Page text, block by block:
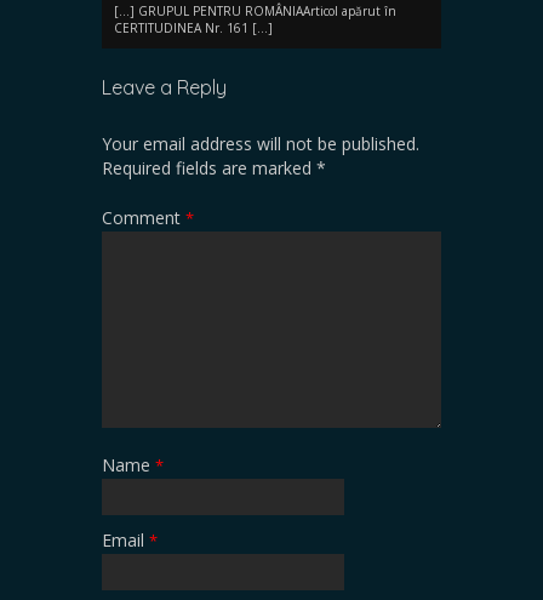
[…] GRUPUL PENTRU ROMÂNIAArticol apărut în
CERTITUDINEA Nr. 161 […]
Leave a Reply
Your email address will not be published.
Required fields are marked *
Comment *
Name *
Email *